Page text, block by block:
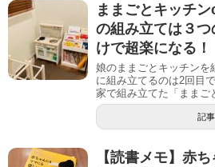
ままごとキッチ
の組み立ては３
けで超楽になる！
娘のままごとキッチンを
に組み立てるのは2回目
家で組み立てた「ままご
記
【読書メモ】赤